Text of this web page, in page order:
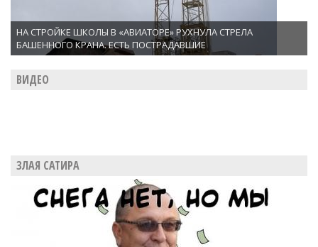
НА СТРОЙКЕ ШКОЛЫ В «АВИАТОРЕ» РУХНУЛА СТРЕЛА
БАШЕННОГО КРАНА. ЕСТЬ ПОСТРАДАВШИЕ
ВИДЕО
ЗЛАЯ САТИРА